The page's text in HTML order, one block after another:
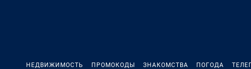
НЕДВИЖИМОСТЬ ПРОМОКОДЫ ЗНАКОМСТВА ПОГОДА